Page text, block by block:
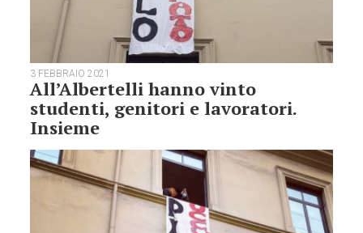
3 FEBBRAIO 2021
All’Albertelli hanno vinto
studenti, genitori e lavoratori.
Insieme